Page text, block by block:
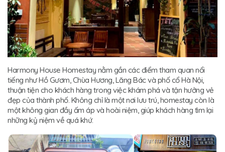
Harmony House Homestay nằm gần các điểm tham quan nổi
tiếng như Hồ Gươm, Chùa Hương, Lăng Bác và phố cổ Hà Nội,
thuận tiện cho khách hàng trong việc khám phá và tận hưởng vẻ
đẹp của thành phố. Không chỉ là một nơi lưu trú, homestay còn là
một không gian đầy ấm áp và hoài niệm, giúp khách hàng tìm lại
những kỷ niệm về quá khứ.